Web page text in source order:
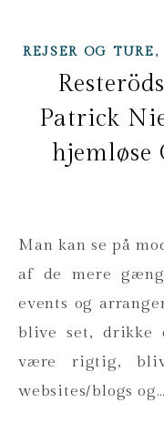
REJSER OG TURE
Patrick
hjemløse
Man kan se på modeugen fra mange vinkler. En
af de mere
events og
blive set, drikke
være rigtig,
websites/blogs og…